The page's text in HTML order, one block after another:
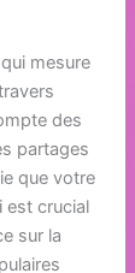
mesure
des
partages
que votre
est crucial
sur la